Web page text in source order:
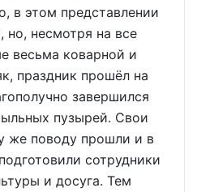
в этом представлении
но, несмотря на все
весьма коварной и
праздник прошёл на
завершился
пузырей. Свои
же поводу прошли и в
сотрудники
и досуга. Тем